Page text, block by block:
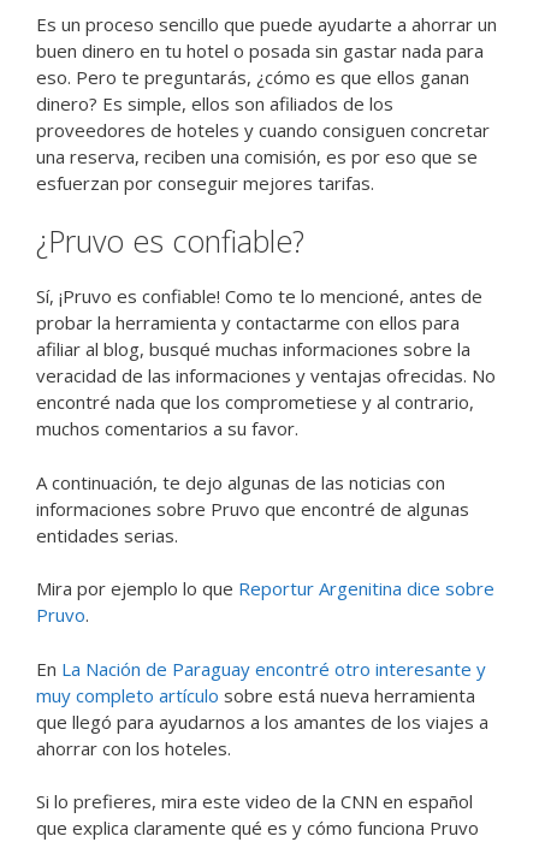
Es un proceso sencillo que puede ayudarte a ahorrar un
buen dinero en tu hotel o posada sin gastar nada para
eso. Pero te preguntarás, ¿cómo es que ellos ganan
dinero? Es simple, ellos son afiliados de los
proveedores de hoteles y cuando consiguen concretar
una reserva, reciben una comisión, es por eso que se
esfuerzan por conseguir mejores tarifas.
¿Pruvo es confiable?
Sí, ¡Pruvo es confiable! Como te lo mencioné, antes de
probar la herramienta y contactarme con ellos para
afiliar al blog, busqué muchas informaciones sobre la
veracidad de las informaciones y ventajas ofrecidas. No
encontré nada que los comprometiese y al contrario,
muchos comentarios a su favor.
A continuación, te dejo algunas de las noticias con
informaciones sobre Pruvo que encontré de algunas
entidades serias.
Mira por ejemplo lo que Reportur Argenitina dice sobre
Pruvo.
En La Nación de Paraguay encontré otro interesante y
muy completo artículo sobre está nueva herramienta
que llegó para ayudarnos a los amantes de los viajes a
ahorrar con los hoteles.
Si lo prefieres, mira este video de la CNN en español
que explica claramente qué es y cómo funciona Pruvo